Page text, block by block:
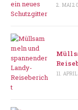
2. MAI
11.